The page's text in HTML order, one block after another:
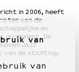
van
van
in 2006, heeft
van de
en
jazztalent. De
Jazz
van de stichting.